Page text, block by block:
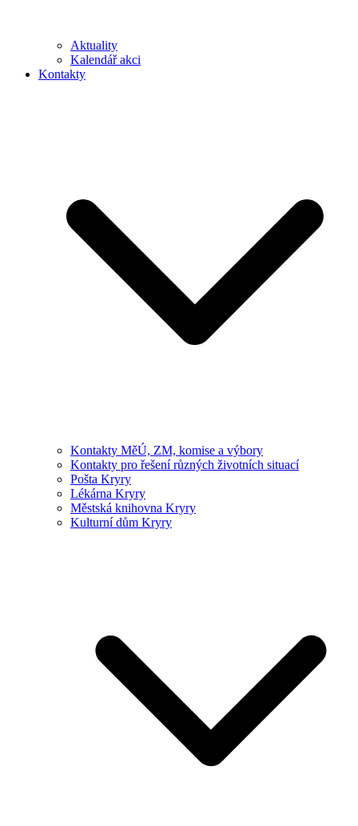
Aktuality
Kalendář akci
Kontakty
Kontakty MěÚ, ZM, komise a výbory
Kontakty pro řešení různých životních situací
Pošta Kryry
Lékárna Kryry
Městská knihovna Kryry
Kulturní dům Kryry